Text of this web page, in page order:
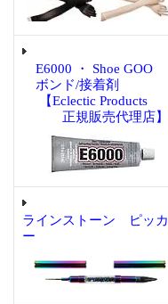
E6000 ・ Shoe GOO
ボンド/接着剤
【Eclectic Products
正規販売代理店】
ラインストーン ピッカ
ー